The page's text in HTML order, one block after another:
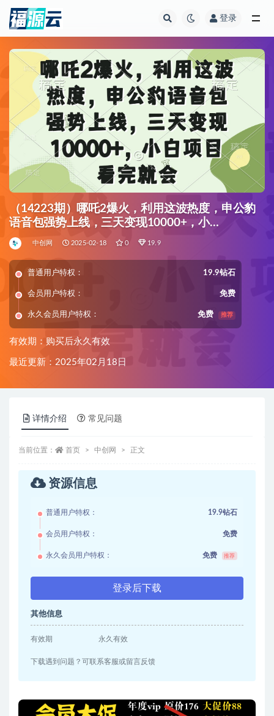
登录
（14223期）哪吒2爆火，利用这波热度，申公豹
语音包强势上线，三天变现10000+，小…
中创网 2025-02-18 0 19.9
普通用户特权： 19.9钻石
会员用户特权： 免费
永久会员用户特权： 免费 推荐
有效期：购买后永久有效
最近更新：2025年02月18日
详情介绍 常见问题
当前位置： 首页 中创网 正文
资源信息
普通用户特权： 19.9钻石
会员用户特权： 免费
永久会员用户特权： 免费 推荐
登录后下载
其他信息
有效期 永久有效
下载遇到问题？可联系客服或留言反馈